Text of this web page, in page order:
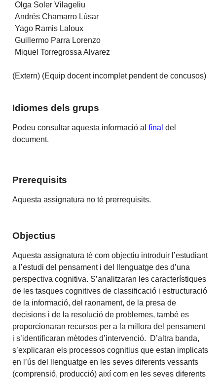
Olga Soler Vilageliu
Andrés Chamarro Lúsar
Yago Ramis Laloux
Guillermo Parra Lorenzo
Miquel Torregrossa Alvarez
(Extern) (Equip docent incomplet pendent de concusos)
Idiomes dels grups
Podeu consultar aquesta informació alfinal del
document.
Prerequisits
Aquesta assignatura no té prerrequisits.
Objectius
Aquesta assignatura té com objectiu introduir l’estudiant
a l’estudi del pensament i del llenguatge des d’una
perspectiva cognitiva. S’analitzaran les característiques
de les tasques cognitives de classificació i estructuració
de la informació, del raonament, de la presa de
decisions i de la resolució de problemes, també es
proporcionaran recursos per a la millora del pensament
i s’identificaran mètodes d’intervenció. D’altra banda,
s’explicaran els processos cognitius que estan implicats
en l’ús del llenguatge en les seves diferents vessants
(comprensió, producció) així com en les seves diferents